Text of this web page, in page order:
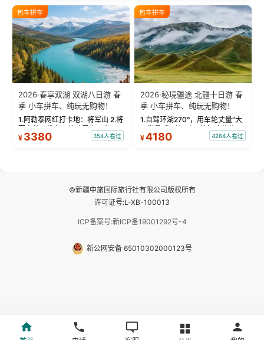
绝美瞬间。 赛湖坦克300跟车视
频：专业摄影师...
瓦人最大村落——禾木村，欣赏
晨雾与小木...
包车拼车
2026·春享双湖 双湖八日游 春
季 小车拼车、纯玩无购物！
1.阿勒泰网红打卡地：将军山 2.将
军山落日缆车，体验雪都风光 3.
将军山，夕阳派对，蹦迪party 4.
¥ 3380 354人看过
包车拼车
2026·秘境疆途 北疆十日游 春
季 小车拼车、纯玩无购物！
1.自驾环湖270°，用车轮丈量“大
西洋最后一滴眼泪”的极致蔚蓝，
让雪山、花海与深邃湖水在转弯
¥4180 4264人看过
©新疆中旅国际旅行社有限公司版权所有
许可证号:L-XB-100013
ICP备案号:新ICP备19001292号-4
新公网安备 65010302000123号